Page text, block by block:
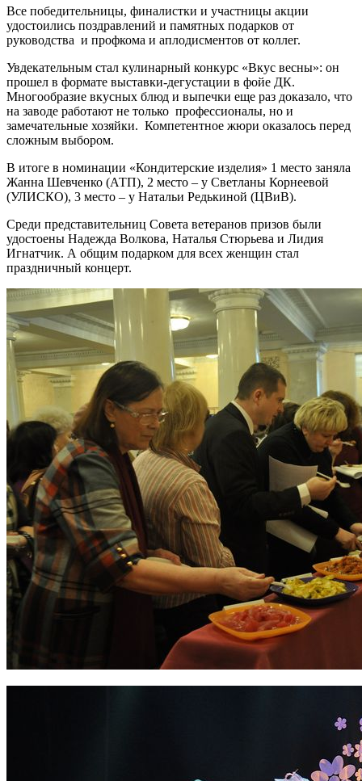
Все победительницы, финалистки и участницы акции
удостоились поздравлений и памятных подарков от
руководства и профкома и аплодисментов от коллег.
Увдекательным стал кулинарный конкурс «Вкус весны»: он
прошел в формате выставки-дегустации в фойе ДК.
Многообразие вкусных блюд и выпечки еще раз доказало, что
на заводе работают не только профессионалы, но и
замечательные хозяйки. Компетентное жюри оказалось перед
сложным выбором.
В итоге в номинации «Кондитерские изделия» 1 место заняла
Жанна Шевченко (АТП), 2 место – у Светланы Корнеевой
(УЛИСКО), 3 место – у Натальи Редькиной (ЦВиВ).
Среди представительниц Совета ветеранов призов были
удостоены Надежда Волкова, Наталья Стюрьева и Лидия
Игнатчик. А общим подарком для всех женщин стал
праздничный концерт.